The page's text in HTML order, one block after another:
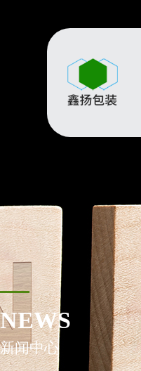
NEWS
新闻中心